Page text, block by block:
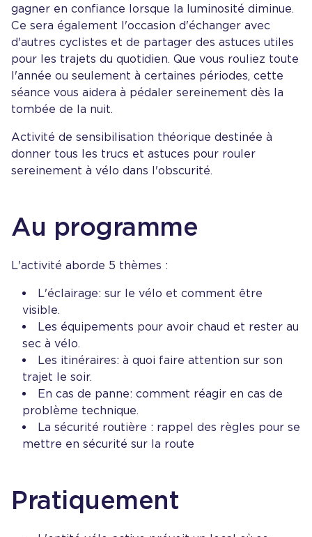
gagner en confiance lorsque la luminosité diminue.
Ce sera également l'occasion d'échanger avec
d'autres cyclistes et de partager des astuces utiles
pour les trajets du quotidien. Que vous rouliez toute
l'année ou seulement à certaines périodes, cette
séance vous aidera à pédaler sereinement dès la
tombée de la nuit.
Activité de sensibilisation théorique destinée à
donner tous les trucs et astuces pour rouler
sereinement à vélo dans l'obscurité.
Au programme
L'activité aborde 5 thèmes :
L'éclairage : sur le vélo et comment être
visible.
Les équipements pour avoir chaud et rester au
sec à vélo.
Les itinéraires : à quoi faire attention sur son
trajet le soir.
En cas de panne : comment réagir en cas de
problème technique.
La sécurité routière : rappel des règles pour se
mettre en sécurité sur la route
Pratiquement